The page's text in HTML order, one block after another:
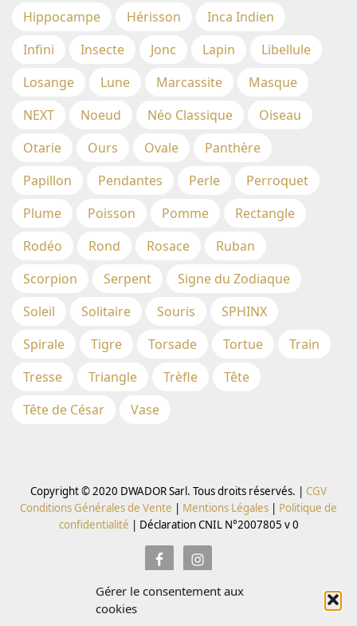
Gérer le consentement aux
cookies
Hippocampe
Hérisson
Inca Indien
Infini
Insecte Jonc Lapin
Libellule
Losange
Lune Marcassite
Masque
NEXT
Noeud Néo Classique
Oiseau
Otarie
Ours Ovale
Panthère
Papillon
Pendantes Perle
Perroquet
Plume
Poisson Pomme
Rectangle
Rodéo
Rond Rosace
Ruban
Scorpion
Serpent
Signe du Zodiaque
Soleil
Solitaire Souris
SPHINX
Spirale
Tigre Torsade Tortue
Train
Tresse
Triangle Trèfle
Tête
Tête de César
Vase
Copyright © 2020 DWADOR Sarl. Tous droits réservés. | CGV
Conditions Générales de Vente | Mentions Légales | Politique de
confidentialité | Déclaration CNIL N°2007805 v 0
Inscrivez vous à la Newsletter pour recevoir des codes